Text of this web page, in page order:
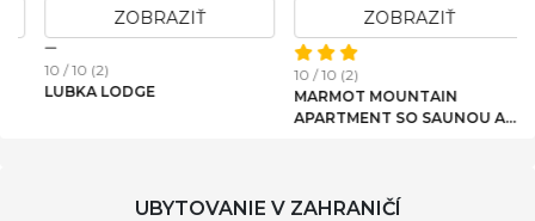
ZOBRAZIŤ
10 / 10 (2)
LUBKA LODGE
ZOBRAZIŤ
10 / 10 (2)
MARMOT MOUNTAIN
APARTMENT SO SAUNOU A
UBYTOVANIE V ZAHRANIČÍ